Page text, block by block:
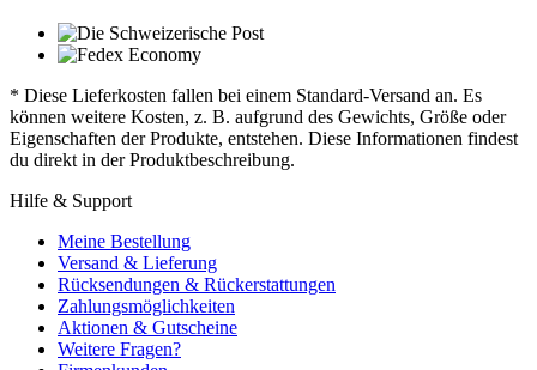
* Diese Lieferkosten fallen bei einem Standard-Versand an. Es
können weitere Kosten, z. B. aufgrund des Gewichts, Größe oder
Eigenschaften der Produkte, entstehen. Diese Informationen findest
du direkt in der Produktbeschreibung.
Hilfe & Support
Meine Bestellung
Versand & Lieferung
Rücksendungen & Rückerstattungen
Zahlungsmöglichkeiten
Aktionen & Gutscheine
Weitere Fragen?